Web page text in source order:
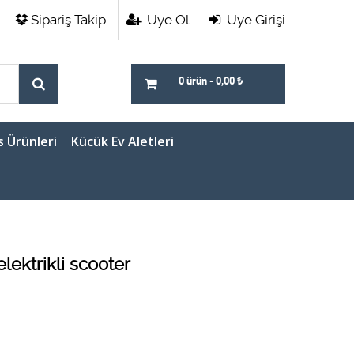
Üye Girişi
Üye Ol
Sipariş Takip
0 ürün - 0,00 ₺
Ürünleri Kücük Ev Aletleri
scooter